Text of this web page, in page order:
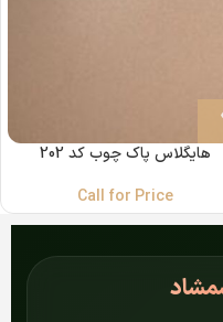
هایگلاس پاک چوب کد 202
Call for Price